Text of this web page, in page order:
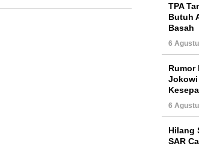
TPA
Butuh
Basah
6
Rumor
Jokowi
6
Hilang
SAR